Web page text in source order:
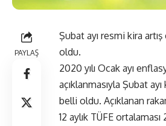
PAYLAŞ
Şubat ayı resmi kira artış
oldu.
2020 yılı Ocak ayı
açıklanmasıyla Şubat ayı
belli oldu. Açıklanan
12 aylık TÜFE